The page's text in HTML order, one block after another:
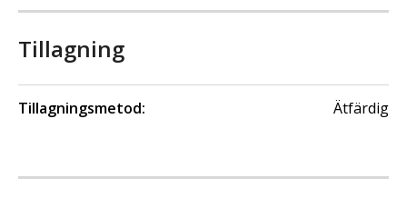
Tillagning
Tillagningsmetod: Ätfärdig